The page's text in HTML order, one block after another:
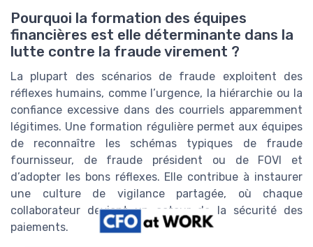
Pourquoi la formation des équipes
financières est elle déterminante dans la
lutte contre la fraude virement ?
La plupart des scénarios de fraude exploitent des
réflexes humains, comme l’urgence, la hiérarchie ou la
confiance excessive dans des courriels apparemment
légitimes. Une formation régulière permet aux équipes
de reconnaître les schémas typiques de fraude
fournisseur, de fraude président ou de FOVI et
d’adopter les bons réflexes. Elle contribue à instaurer
une culture de vigilance partagée, où chaque
collaborateur devient un acteur de la sécurité des
paiements.